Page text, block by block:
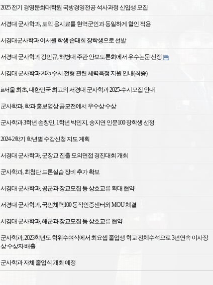
2025 전기 경영문화대학원 국방경영전공 석사과정 신입생 모집
서경대 군사학과, 토익 응시료를 현역군인과 동일하게 할인 적용
서경대군사학과 이서원 학생 손태희 장학생으로 선발
서경대 군사학과 강민규, 해병대 주관 안보토론회에서 우수논문 선정
서경대 군사학과 2025 수시 전형 관련 체력측정 지원 안내(최종)
in서울 최초, 대한민국 최고의 서경대 군사학과 2025-수시모집 안내
군사학과, 학과 홍보영상 공모전에서 우수상 수상
군사학과 3학년 손창민, 1학년 박민지, 송지연 인문100 장학생 선정
2024-2학기 학년별 수강신청 지도 계획
서경대 군사학과, 군장교 진출 모의면접 경진대회 개최
군사학과, 최첨단 드론실습 장비 추가 확보
서경대 군사학과, 공군과 장교모집 등 상호교류 확대 협약
서경대 군사학과, 국민체력100 동작인증센터와 MOU 체결
서경대 군사학과, 해군과 장교모집 등 상호교류 협약
군사학과, 2023학년도 학위수여식에서 최요셉 졸업생 학교 전체수석으로 3년연속 이사장
상 수상자 배출
군사학과 자체 졸업식 개최 예정